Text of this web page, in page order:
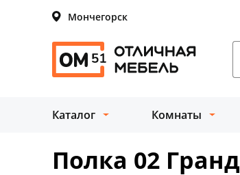
Мончегорск
Каталог Комнаты
Полка 02 Гранд